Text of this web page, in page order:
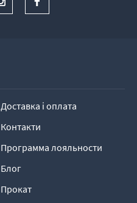
Доставка і оплата
Контакти
Программа лояльности
Блог
Прокат